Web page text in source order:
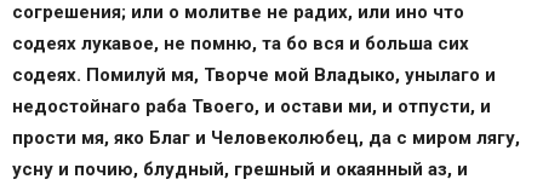
согрешения; или о молитве не радих, или ино что
содеях лукавое, не помню, та бо вся и больша сих
содеях. Помилуй мя, Творче мой Владыко, унылаго и
недостойнаго раба Твоего, и остави ми, и отпусти, и
прости мя, яко Благ и Человеколюбец, да с миром лягу,
усну и почию, блудный, грешный и окаянный аз, и